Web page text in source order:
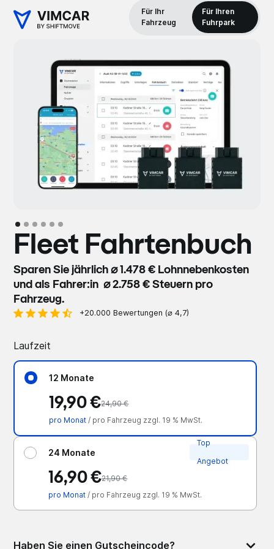
Für Ihr
Fahrzeug
Für Ihren
Fuhrpark
Fleet Fahrtenbuch
Sparen Sie jährlich ⌀ 1.478 € Lohnnebenkosten
und als Fahrer:in ⌀ 2.758 € Steuern pro
Fahrzeug.
+20.000 Bewertungen (⌀ 4,7)
Laufzeit
12 Monate
19,90 €24,90 €
pro Monat / pro Fahrzeug zzgl. 19 % MwSt.
24 Monate
16,90 €21,90 €
pro Monat / pro Fahrzeug zzgl. 19 % MwSt.
Top
Angebot
Haben Sie einen Gutscheincode?